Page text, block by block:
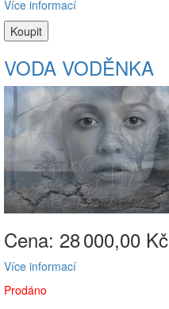
Více informací
VODA VODĚNKA
Cena: 28000,00 Kč
Více informací
Prodáno